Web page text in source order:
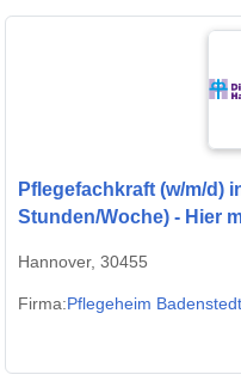
Pflegefachkraft (w/m/d)
Stunden/Woche) - Hier
Hannover, 30455
Firma:Pflegeheim